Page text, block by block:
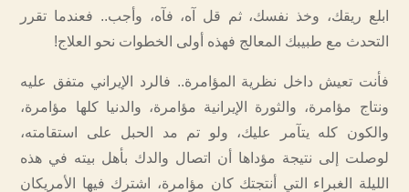
ابلع ريقك، وخذ نفسك، ثم قل آه، فآه، وأجب.. فعندما تقرر
التحدث مع طبيبك المعالج فهذه أولى الخطوات نحو العلاج!
فأنت تعيش داخل نظرية المؤامرة.. فالرد الإيراني متفق عليه
ونتاج مؤامرة، والثورة الإيرانية مؤامرة، والدنيا كلها مؤامرة،
والكون كله يتآمر عليك، ولو تم مد الحبل على استقامته،
لوصلت إلى نتيجة مؤداها أن اتصال والدك بأهل بيته في هذه
الليلة الغبراء التي أنتجتك كان مؤامرة، اشترك فيها الأمريكان